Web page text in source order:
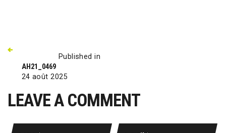
Published in
AH21_0469
24 août 2025
LEAVE A COMMENT